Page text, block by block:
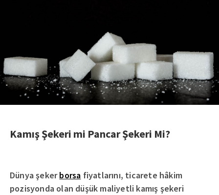
Kamış Şekeri mi Pancar Şekeri Mi?
Dünya şekerborsa fiyatlarını, ticarete hâkim
pozisyonda olan düşük maliyetli kamış şekeri